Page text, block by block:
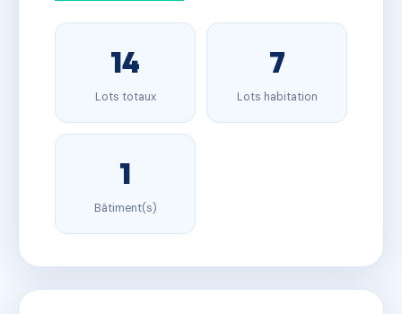
14
Lots totaux
7
Lots habitation
1
Bâtiment(s)